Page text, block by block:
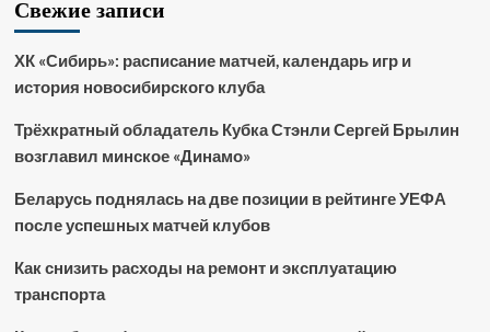
Свежие записи
ХК «Сибирь»: расписание матчей, календарь игр и
история новосибирского клуба
Трёхкратный обладатель Кубка Стэнли Сергей Брылин
возглавил минское «Динамо»
Беларусь поднялась на две позиции в рейтинге УЕФА
после успешных матчей клубов
Как снизить расходы на ремонт и эксплуатацию
транспорта